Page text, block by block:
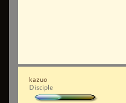
kazuo
Disciple